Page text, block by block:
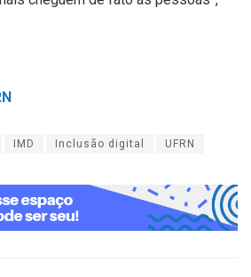
IMD Inclusão digital UFRN